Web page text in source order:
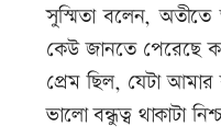
সুস্মিতা বলেন,
কেউ জানতে পেরেছে
প্রেম ছিল, যেটা
ভালো বন্ধুত্ব থাকাটা